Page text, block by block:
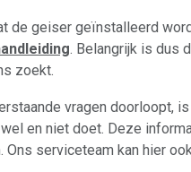
de geiser geïnstalleerd
. Belangrijk is dus
zoekt.
vragen doorloopt,
en niet doet. Deze
serviceteam kan hier